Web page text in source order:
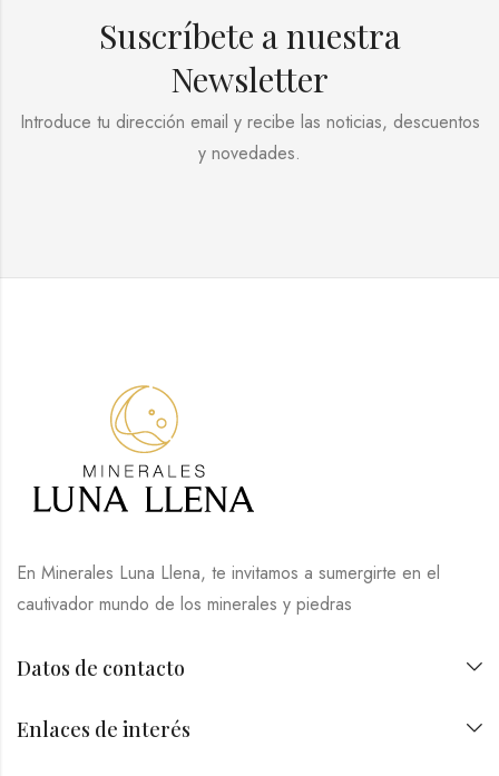
Suscríbete a nuestra
Newsletter
Introduce tu dirección email y recibe las noticias, descuentos
y novedades.
En Minerales Luna Llena, te invitamos a sumergirte en el
cautivador mundo de los minerales y piedras
Datos de contacto
Enlaces de interés